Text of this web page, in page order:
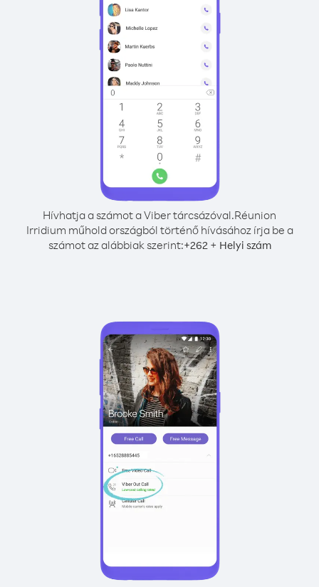
Hívhatja a számot a Viber tárcsázóval.Réunion
Irridium műhold országból történő hívásához írja be a
számot az alábbiak szerint:+262+ Helyi szám